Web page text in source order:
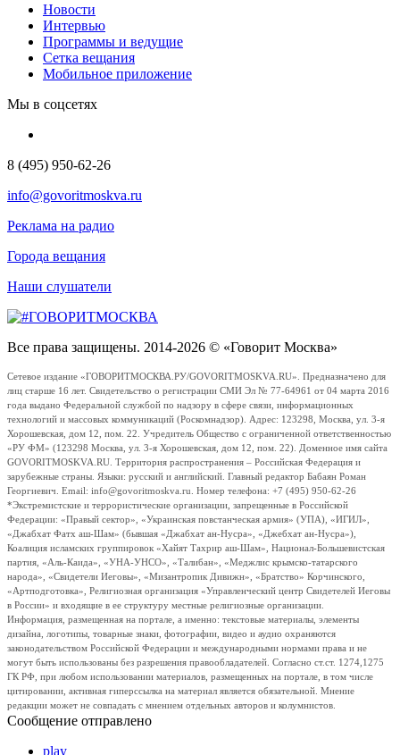
Новости
Интервью
Программы и ведущие
Сетка вещания
Мобильное приложение
Мы в соцсетях
8 (495) 950-62-26
info@govoritmoskva.ru
Реклама на радио
Города вещания
Наши слушатели
Все права защищены. 2014-2026 © «Говорит Москва»
Сетевое издание «ГОВОРИТМОСКВА.РУ/GOVORITMOSKVA.RU». Предназначено для
лиц старше 16 лет. Свидетельство о регистрации СМИ Эл № 77-64961 от 04 марта 2016
года выдано Федеральной службой по надзору в сфере связи, информационных
технологий и массовых коммуникаций (Роскомнадзор). Адрес: 123298, Москва, ул. 3-я
Хорошевская, дом 12, пом. 22. Учредитель Общество с ограниченной ответственностью
«РУ ФМ» (123298 Москва, ул. 3-я Хорошевская, дом 12, пом. 22). Доменное имя сайта
GOVORITMOSKVA.RU. Территория распространения – Российская Федерация и
зарубежные страны. Языки: русский и английский. Главный редактор Бабаян Роман
Георгиевич. Email: info@govoritmoskva.ru. Номер телефона: +7 (495) 950-62-26
*Экстремистские и террористические организации, запрещенные в Российской
Федерации: «Правый сектор», «Украинская повстанческая армия» (УПА), «ИГИЛ»,
«Джабхат Фатх аш-Шам» (бывшая «Джабхат ан-Нусра», «Джебхат ан-Нусра»),
Коалиция исламских группировок «Хайят Тахрир аш-Шам», Национал-Большевистская
партия, «Аль-Каида», «УНА-УНСО», «Талибан», «Меджлис крымско-татарского
народа», «Свидетели Иеговы», «Мизантропик Дивижн», «Братство» Корчинского,
«Артподготовка», Религиозная организация «Управленческий центр Свидетелей Иеговы
в России» и входящие в ее структуру местные религиозные организации.
Информация, размещенная на портале, а именно: текстовые материалы, элементы
дизайна, логотипы, товарные знаки, фотографии, видео и аудио охраняются
законодательством Российской Федерации и международными нормами права и не
могут быть использованы без разрешения правообладателей. Согласно ст.ст. 1274,1275
ГК РФ, при любом использовании материалов, размещенных на портале, в том числе
цитировании, активная гиперссылка на материал является обязательной. Мнение
редакции может не совпадать с мнением отдельных авторов и колумнистов.
Сообщение отправлено
play